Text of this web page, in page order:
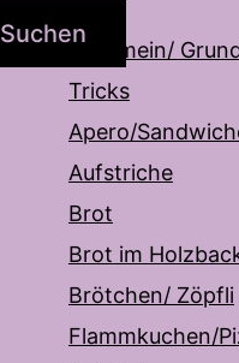
Suchen
Allgemein/
Tricks
Apero/
Aufstriche
Brot
Brot im
Brötchen/ Zöpfli
Flammkuchen/